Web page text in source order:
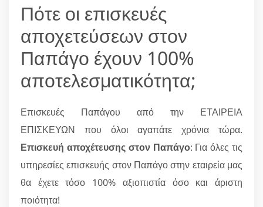
Πότε οι επισκευές
αποχετεύσεων στον
Παπάγο έχουν 100%
αποτελεσματικότητα;
Επισκευές Παπάγου από την ΕΤΑΙΡΕΙΑ
ΕΠΙΣΚΕΥΩΝ που όλοι αγαπάτε χρόνια τώρα.
Επισκευή αποχέτευσης στον Παπάγο: Για όλες τις
υπηρεσίες επισκευής στον Παπάγο στην εταιρεία μας
θα έχετε τόσο 100% αξιοπιστία όσο και άριστη
ποιότητα!